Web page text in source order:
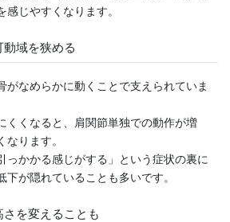
じやすくなります。
域を狭める
がなめらかに動くことで支えられていま
くくなると、肩関節単独での動作が増
なります。
っかかる感じがする」という症状の裏に
下が隠れていることも多いです。
を変えることも